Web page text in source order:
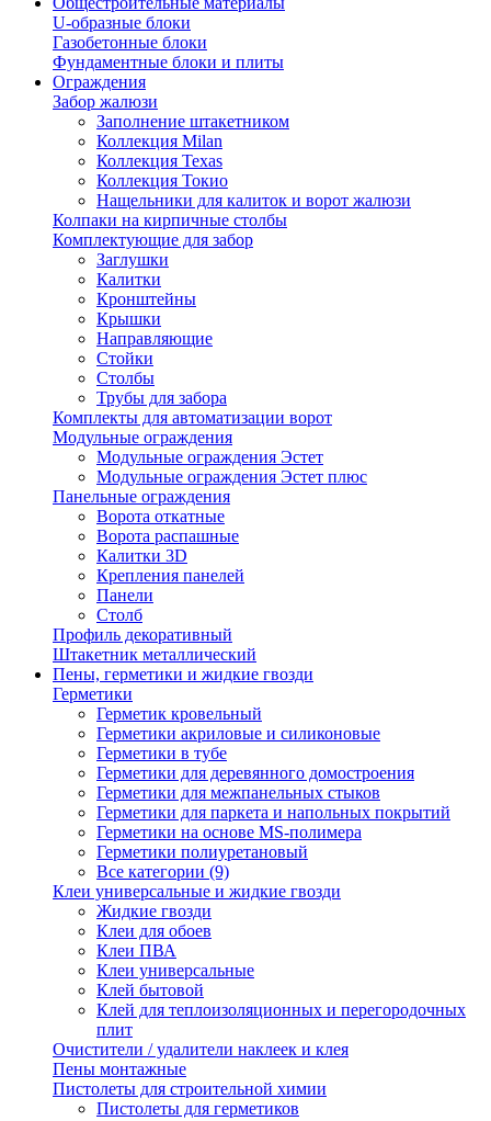
U-образные блоки
Газобетонные блоки
Фундаментные блоки и плиты
Ограждения
Забор жалюзи
Заполнение штакетником
Коллекция Milan
Коллекция Texas
Коллекция Токио
Нащельники для калиток и ворот жалюзи
Колпаки на кирпичные столбы
Комплектующие для забор
Заглушки
Калитки
Кронштейны
Крышки
Направляющие
Стойки
Столбы
Трубы для забора
Комплекты для автоматизации ворот
Модульные ограждения
Модульные ограждения Эстет
Модульные ограждения Эстет плюс
Панельные ограждения
Ворота откатные
Ворота распашные
Калитки 3D
Крепления панелей
Панели
Столб
Профиль декоративный
Штакетник металлический
Пены, герметики и жидкие гвозди
Герметики
Герметик кровельный
Герметики акриловые и силиконовые
Герметики в тубе
Герметики для деревянного домостроения
Герметики для межпанельных стыков
Герметики для паркета и напольных покрытий
Герметики на основе MS-полимера
Герметики полиуретановый
Все категории (9)
Клеи универсальные и жидкие гвозди
Жидкие гвозди
Клеи для обоев
Клеи ПВА
Клеи универсальные
Клей бытовой
Клей для теплоизоляционных и перегородочных
плит
Очистители / удалители наклеек и клея
Пены монтажные
Пистолеты для строительной химии
Пистолеты для герметиков